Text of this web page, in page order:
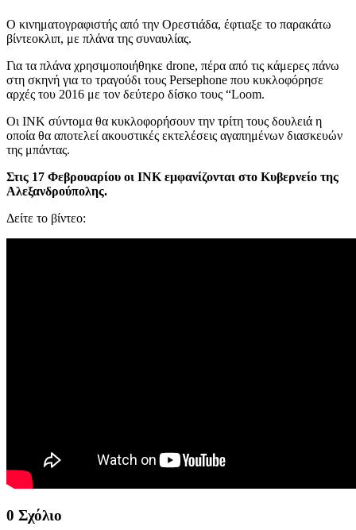
Ο κινηματογραφιστής από την Ορεστιάδα, έφτιαξε το παρακάτω
βίντεοκλιπ, με πλάνα της συναυλίας.
Για τα πλάνα χρησιμοποιήθηκε drone, πέρα από τις κάμερες πάνω
στη σκηνή για το τραγούδι τους Persephone που κυκλοφόρησε
αρχές του 2016 με τον δεύτερο δίσκο τους “Loom.
Οι ΙΝΚ σύντομα θα κυκλοφορήσουν την τρίτη τους δουλειά η
οποία θα αποτελεί ακουστικές εκτελέσεις αγαπημένων διασκευών
της μπάντας.
Στις 17 Φεβρουαρίου οι ΙΝΚ εμφανίζονται στο Κυβερνείο της
Αλεξανδρούπολης.
Δείτε το βίντεο:
0 Σχόλιο